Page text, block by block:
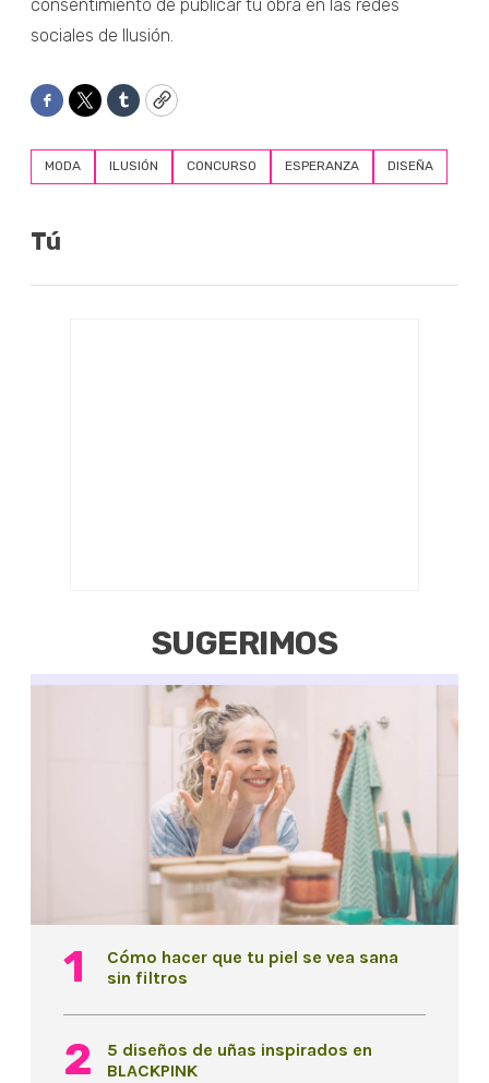
consentimiento de publicar tu obra en las redes
sociales de Ilusión.
Facebook
TwitterTumblrCopy
MODA ILUSIÓN CONCURSO ESPERANZA DISEÑA
Tú
SUGERIMOS
Cómo hacer que tu piel se vea sana
sin filtros
5 diseños de uñas inspirados en
BLACKPINK